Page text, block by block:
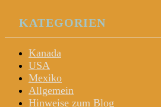
KATEGORIEN
Kanada
USA
Mexiko
Allgemein
Hinweise zum Blog